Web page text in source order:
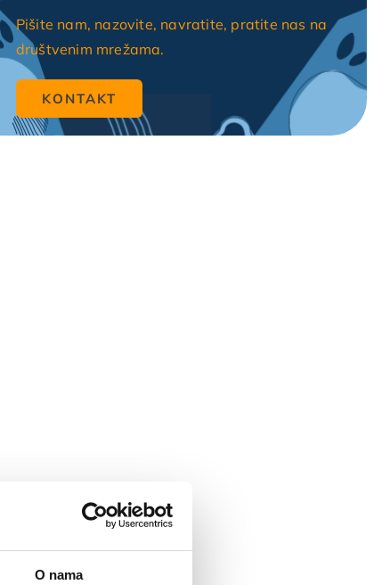
O nama
Pišite nam, nazovite, navratite, pratite nas na
društvenim mrežama.
KONTAKT